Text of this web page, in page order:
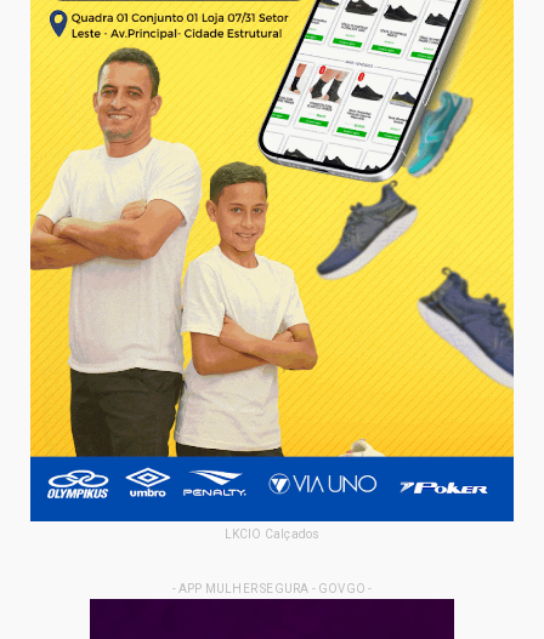
LKCIO Calçados
- APP MULHER SEGURA - GOVGO -